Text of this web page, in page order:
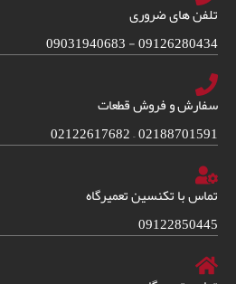
تلفن های ضروری
09126280434 - 09031940683
سفارش و فروش قطعات
02188701591 – 02122617682
تماس با تکنسین تعمیرگاه
09122850445